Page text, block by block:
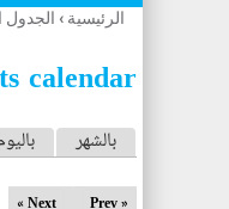
أنت
هنا
الرئيسية › الجدول
calendar
ا
ل
بالشهر